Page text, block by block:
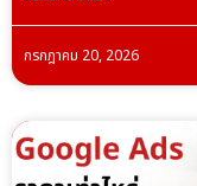
กรกฎาคม 20, 2026